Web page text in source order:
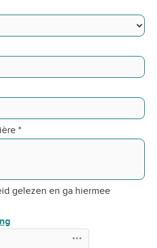
*
gelezen en ga hiermee